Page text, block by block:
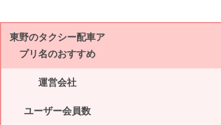
東野のタクシー配車ア
プリ名のおすすめ
運営会社
ユーザー会員数